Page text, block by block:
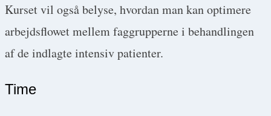
Kurset vil også belyse, hvordan man kan optimere
arbejdsflowet mellem faggrupperne i behandlingen
af de indlagte intensiv patienter.
Time